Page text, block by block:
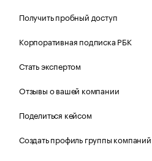
Получить пробный доступ
Корпоративная подписка РБК
Стать экспертом
Отзывы о вашей компании
Поделиться кейсом
Создать профиль группы компаний